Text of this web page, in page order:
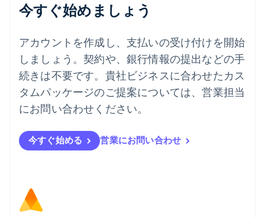
今すぐ始めましょう
アカウントを作成し、支払いの受け付けを開始
しましょう。契約や、銀行情報の提出などの手
続きは不要です。貴社ビジネスに合わせたカス
タムパッケージのご提案については、営業担当
にお問い合わせください。
今すぐ始める 営業にお問い合わせ
ドイツ
ニュージーランド
English
ノルウェー
English
ハンガリー
English
フィンランド
ブラジル
PortuguêsEnglish
フランス
ベルギー
Nederlands